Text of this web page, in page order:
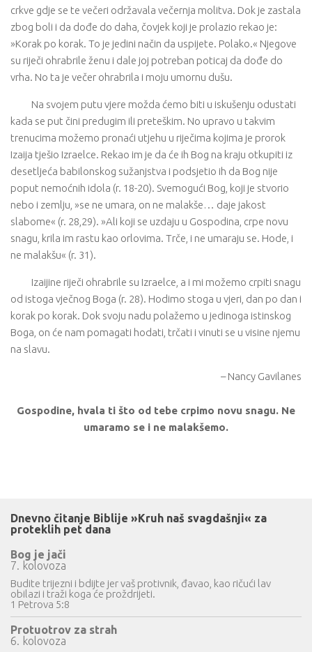
crkve gdje se te večeri održavala večernja molitva. Dok je zastala
zbog boli i da dođe do daha, čovjek koji je prolazio rekao je:
»Korak po korak. To je jedini način da uspijete. Polako.« Njegove
su riječi ohrabrile ženu i dale joj potreban poticaj da dođe do
vrha. No ta je večer ohrabrila i moju umornu dušu.
Na svojem putu vjere možda ćemo biti u iskušenju odustati
kada se put čini predugim ili preteškim. No upravo u takvim
trenucima možemo pronaći utjehu u riječima kojima je prorok
Izaija tješio Izraelce. Rekao im je da će ih Bog na kraju otkupiti iz
desetljeća babilonskog sužanjstva i podsjetio ih da Bog nije
poput nemoćnih idola (r. 18-20). Svemogući Bog, koji je stvorio
nebo i zemlju, »se ne umara, on ne malakše… daje jakost
slabome« (r. 28,29). »Ali koji se uzdaju u Gospodina, crpe novu
snagu, krila im rastu kao orlovima. Trče, i ne umaraju se. Hode, i
ne malakšu« (r. 31).
Izaijine riječi ohrabrile su Izraelce, a i mi možemo crpiti snagu
od istoga vječnog Boga (r. 28). Hodimo stoga u vjeri, dan po dan i
korak po korak. Dok svoju nadu polažemo u jedinoga istinskog
Boga, on će nam pomagati hodati, trčati i vinuti se u visine njemu
na slavu.
– Nancy Gavilanes
Gospodine, hvala ti što od tebe crpimo novu snagu. Ne
umaramo se i ne malakšemo.
Dnevno čitanje Biblije »Kruh naš svagdašnji« za
proteklih pet dana
Bog je jači
7. kolovoza
Budite trijezni i bdijte jer vaš protivnik, đavao, kao ričući lav
obilazi i traži koga će proždrijeti.
1 Petrova 5:8
Protuotrov za strah
6. kolovoza